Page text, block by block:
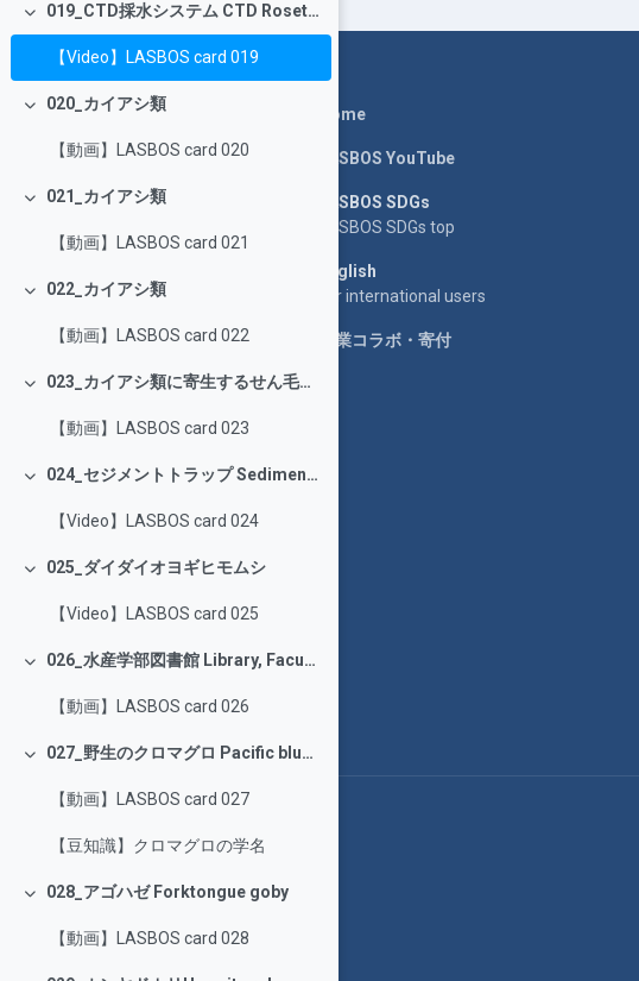
Collapse
019_CTD採水システム CTD Rosette system
【Video】LASBOS card 019
Collapse
020_カイアシ類
【動画】LASBOS card 020
Collapse
021_カイアシ類
【動画】LASBOS card 021
Collapse
022_カイアシ類
【動画】LASBOS card 022
Collapse
023_カイアシ類に寄生するせん毛虫類
【動画】LASBOS card 023
Collapse
024_セジメントトラップ Sediment trap
【Video】LASBOS card 024
Collapse
025_ダイダイオヨギヒモムシ
【Video】LASBOS card 025
Collapse
026_水産学部図書館 Library, Faculty of Fisheries Sciences
【動画】LASBOS card 026
Collapse
027_野生のクロマグロ Pacific bluefin tuna in wild
【動画】LASBOS card 027
【豆知識】クロマグロの学名
Collapse
028_アゴハゼ Forktongue goby
【動画】LASBOS card 028
Home
LASBOS YouTube
LASBOS SDGs
LASBOS SDGs top
English
For international users
企業コラボ・寄付